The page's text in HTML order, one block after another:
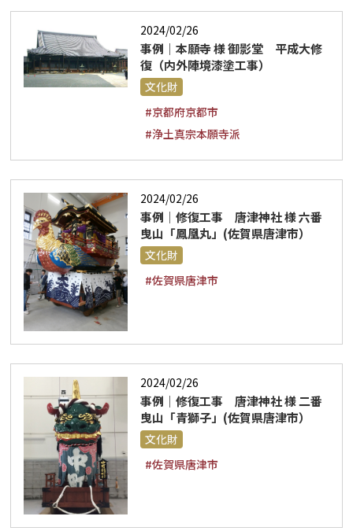
2024/02/26
事例｜本願寺 様 御影堂 平成大修
復（内外陣境漆塗工事）
文化財
#京都府京都市
#浄土真宗本願寺派
2024/02/26
事例｜修復工事 唐津神社 様 六番
曳山「鳳凰丸」(佐賀県唐津市）
文化財
#佐賀県唐津市
2024/02/26
事例｜修復工事 唐津神社 様 二番
曳山「青獅子」(佐賀県唐津市）
文化財
#佐賀県唐津市